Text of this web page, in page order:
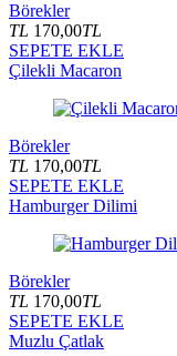
Börekler
TL 170,00TL
SEPETE EKLE
Çilekli Macaron
Börekler
TL 170,00TL
SEPETE EKLE
Hamburger Dilimi
Börekler
TL 170,00TL
SEPETE EKLE
Muzlu Çatlak